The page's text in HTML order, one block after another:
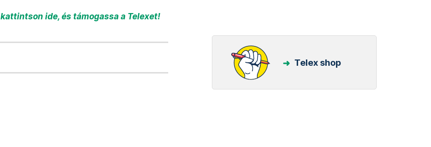
kattintson ide, és támogassa a Telexet!
Telex shop